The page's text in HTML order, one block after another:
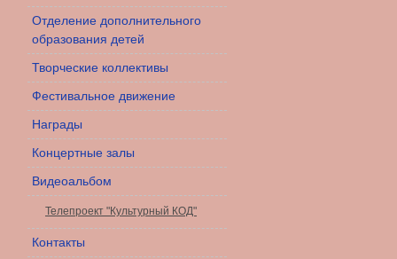
Отделение дополнительного
образования детей
Творческие коллективы
Фестивальное движение
Награды
Концертные залы
Видеоальбом
Телепроект "Культурный КОД"
Контакты